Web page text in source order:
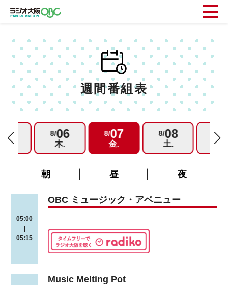
週間番組表
05
水.
8/06
木.
8/07
金.
8/08
土.
8/
日.
朝 昼 夜
05:00
05:15
OBC ミュージック・アベニュー
Music Melting Pot